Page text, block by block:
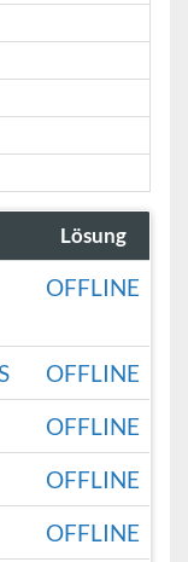
Lösung
OFFLINE
OFFLINE
OFFLINE
OFFLINE
OFFLINE